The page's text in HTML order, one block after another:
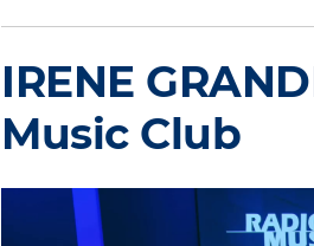
IRENE
Music Club